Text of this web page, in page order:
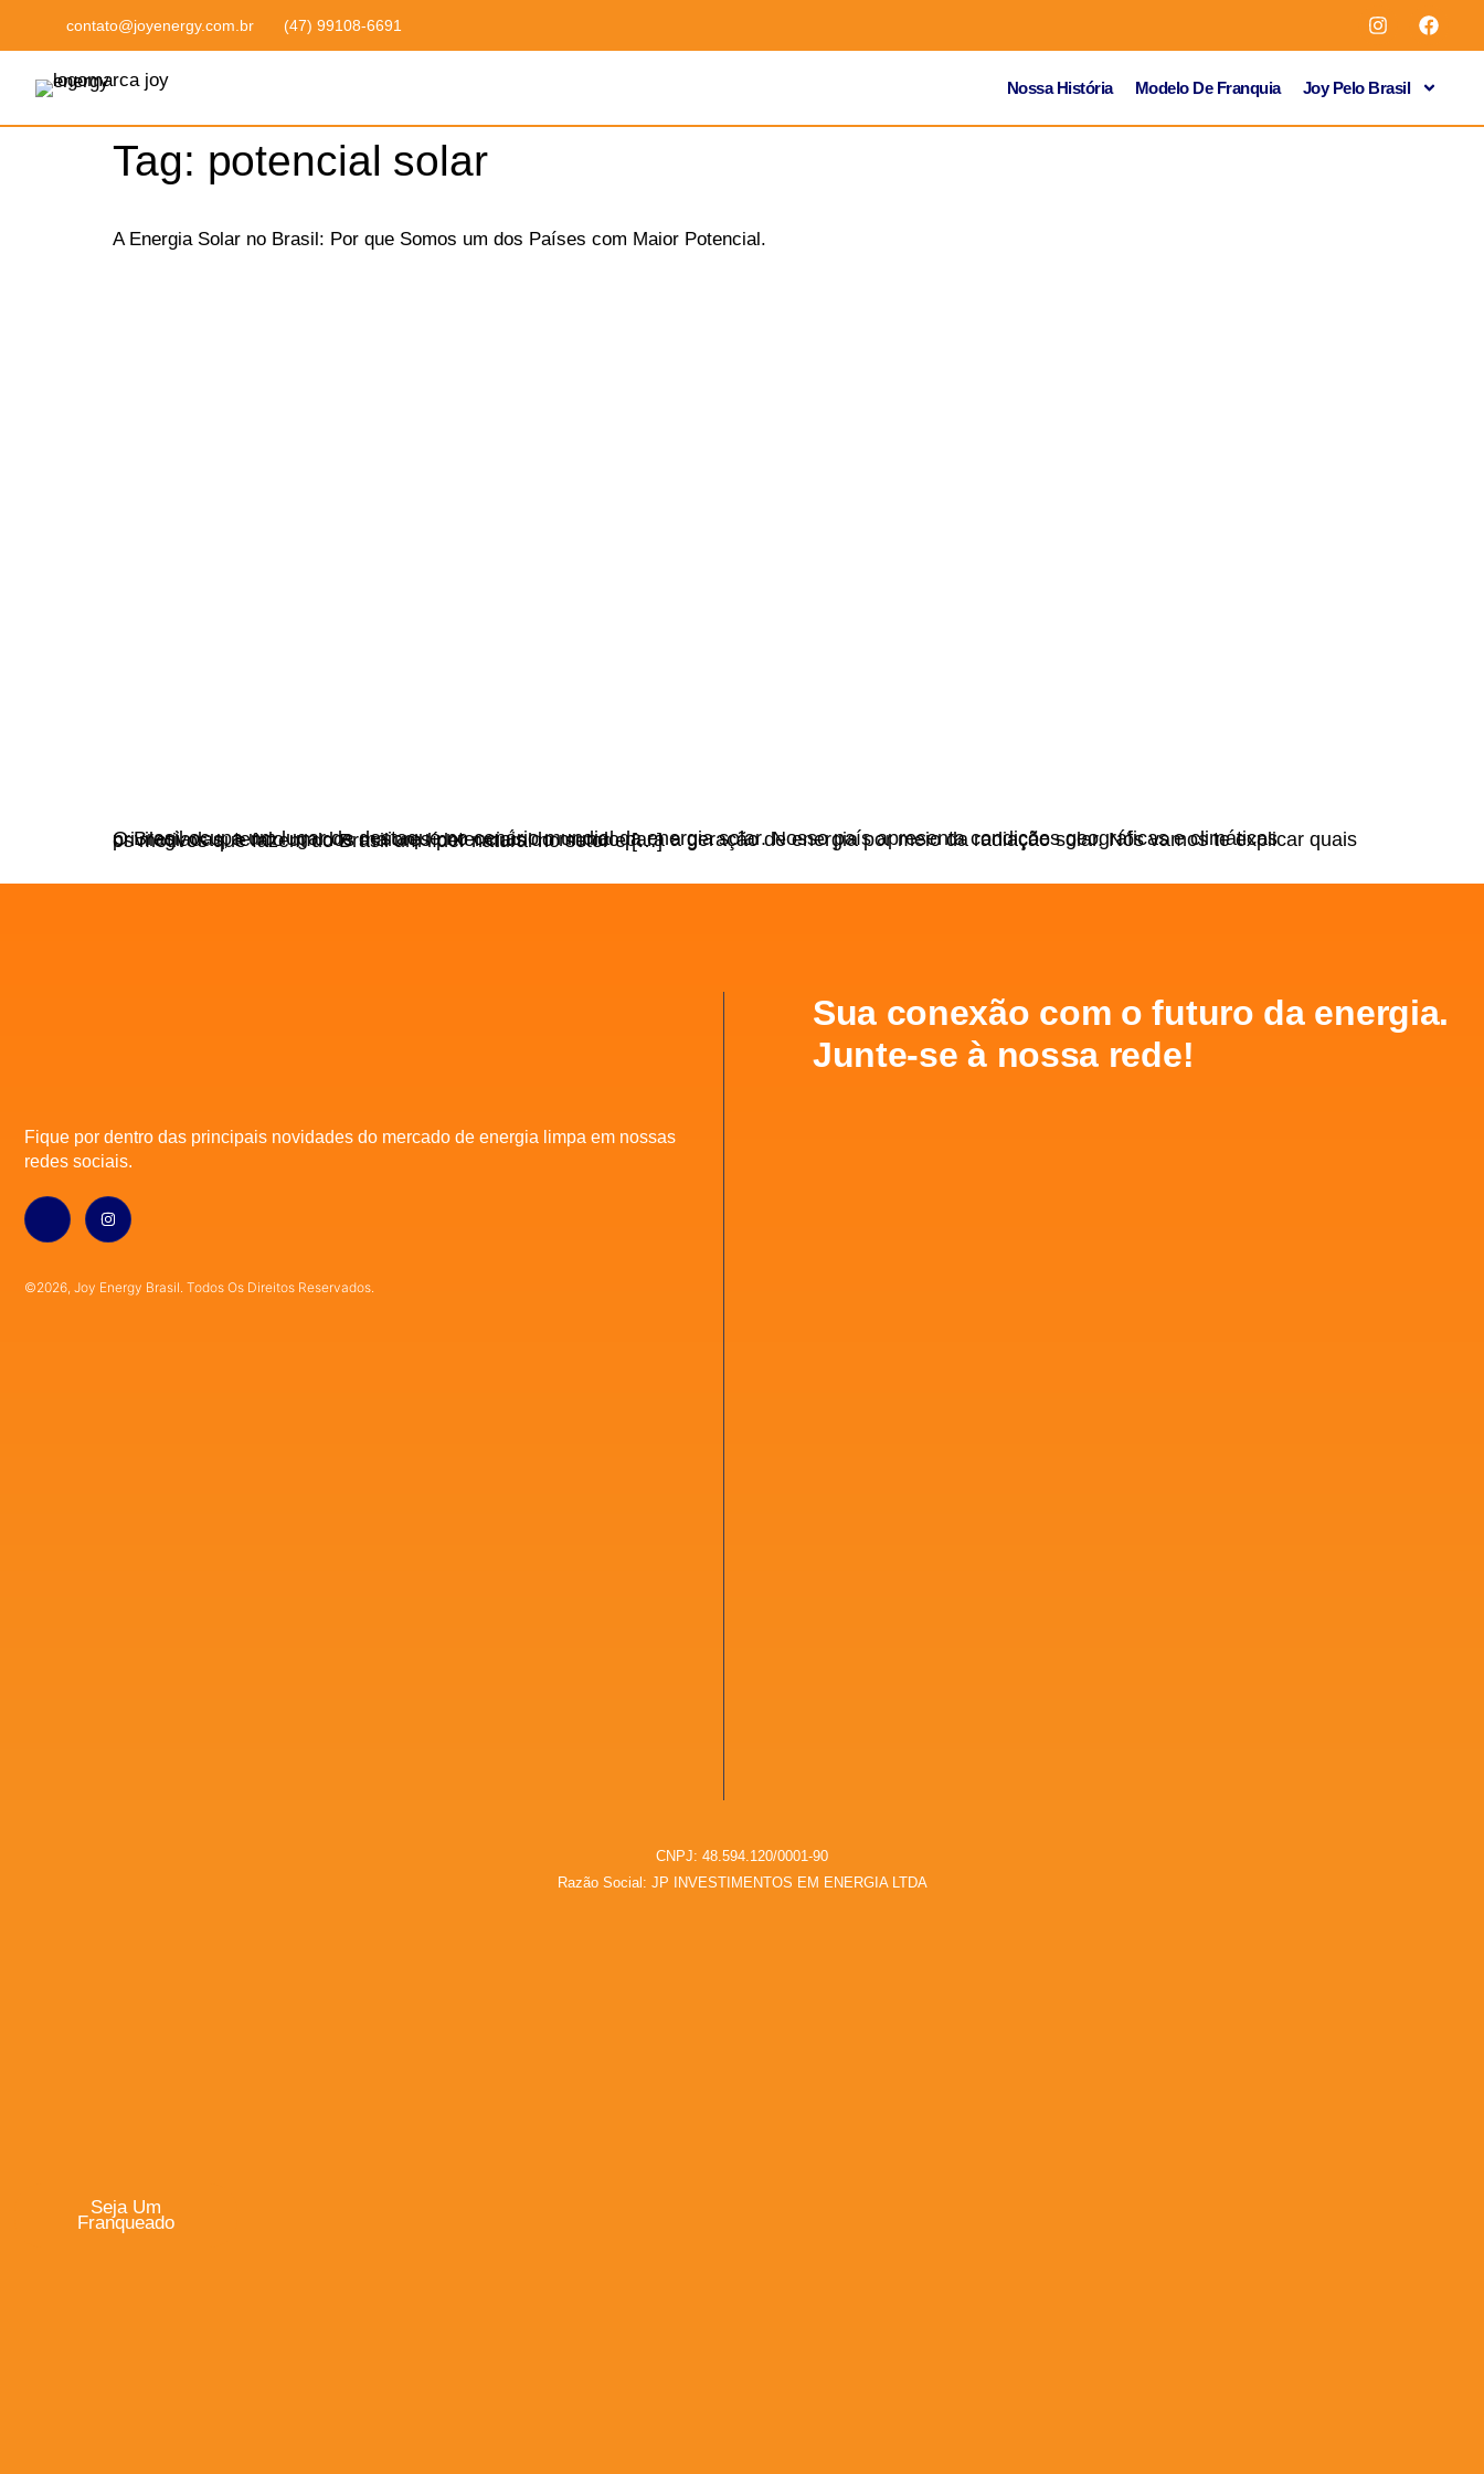
contato@joyenergy.com.br (47) 99108-6691
Nossa História Modelo De Franquia Joy Pelo Brasil
Seja Um
Franqueado
Tag: potencial solar
A Energia Solar no Brasil: Por que Somos um dos Países com Maior Potencial.
O Brasil ocupa um lugar de destaque no cenário mundial da energia solar. Nosso país apresenta condições geográficas e climáticas privilegiadas, tendo um dos maiores potenciais do mundo para a geração de energia por meio da radiação solar. Nós vamos te explicar quais os motivos que fazem do Brasil um líder natural no setor e […]
Fique por dentro das principais novidades do mercado de energia limpa em nossas
redes sociais.
©2026, Joy Energy Brasil. Todos Os Direitos Reservados.
Sua conexão com o futuro da energia.
Junte-se à nossa rede!
CNPJ: 48.594.120/0001-90
Razão Social: JP INVESTIMENTOS EM ENERGIA LTDA